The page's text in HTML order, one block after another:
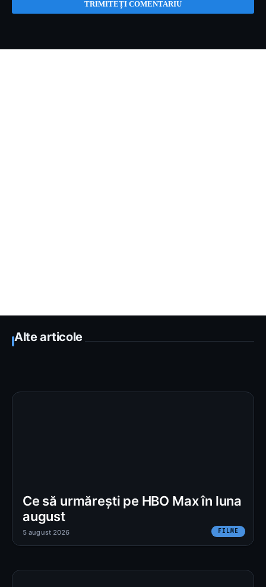
Alte articole
Ce să urmărești pe HBO Max în luna
august
FILME
5 august 2026